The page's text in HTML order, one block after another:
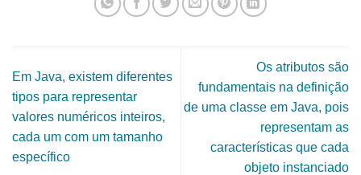
Em Java, existem diferentes
tipos para representar
valores numéricos inteiros,
cada um com um tamanho
específico
Os atributos são
fundamentais na definição
de uma classe em Java, pois
representam as
características que cada
objeto instanciado